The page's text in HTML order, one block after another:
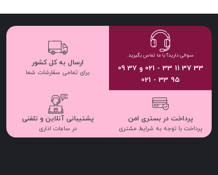
سوالی دارید؟ با ما تماس بگیرید.
33 37 11 33 - 021 و 37 09
95 33 - 021
ارسال به کل کشور
برای تمامی سفارشات شما
پرداخت در بستری امن
پرداخت با توجه به شرایط مشتری
پشتیبانی آنلاین و تلفنی
در ساعات اداری